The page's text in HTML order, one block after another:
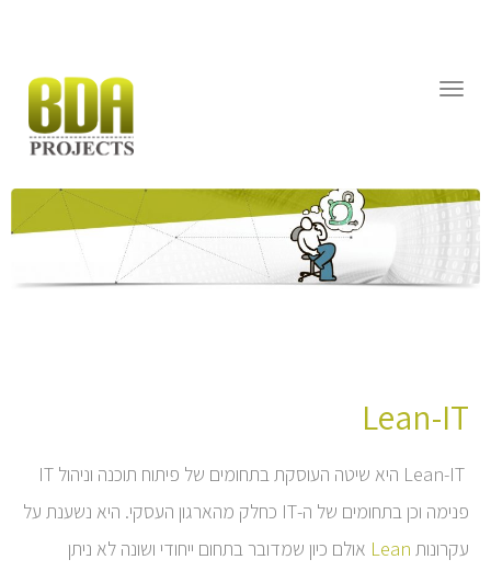
תפריט
Lean-IT
Lean-IT היא שיטה העוסקת בתחומים של פיתוח תוכנה וניהול IT
פנימה וכן בתחומים של ה-IT כחלק מהארגון העסקי. היא נשענת על
עקרונות Lean אולם כיון שמדובר בתחום ייחודי ושונה לא ניתן